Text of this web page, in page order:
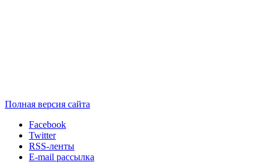
Полная версия сайта
Facebook
Twitter
RSS-ленты
E-mail рассылка